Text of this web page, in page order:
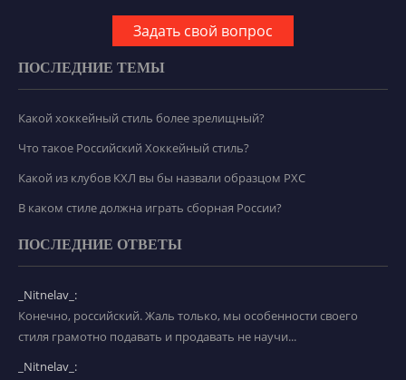
Задать свой вопрос
ПОСЛЕДНИЕ ТЕМЫ
Какой хоккейный стиль более зрелищный?
Что такое Российский Хоккейный стиль?
Какой из клубов КХЛ вы бы назвали образцом РХС
В каком стиле должна играть сборная России?
ПОСЛЕДНИЕ ОТВЕТЫ
_Nitnelav_:
Конечно, российский. Жаль только, мы особенности своего
стиля грамотно подавать и продавать не научи...
_Nitnelav_: